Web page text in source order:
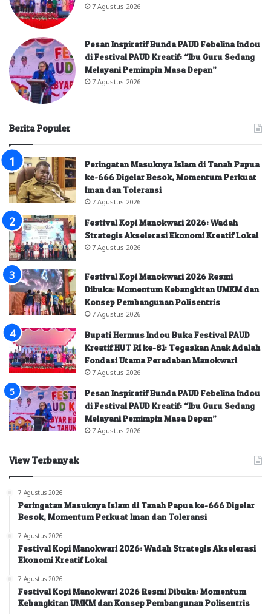
7 Agustus 2026
Pesan Inspiratif Bunda PAUD Febelina Indou
di Festival PAUD Kreatif: “Ibu Guru Sedang
Melayani Pemimpin Masa Depan”
7 Agustus 2026
Berita Populer
Peringatan Masuknya Islam di Tanah Papua
ke-666 Digelar Besok, Momentum Perkuat
Iman dan Toleransi
7 Agustus 2026
Festival Kopi Manokwari 2026: Wadah
Strategis Akselerasi Ekonomi Kreatif Lokal
7 Agustus 2026
Festival Kopi Manokwari 2026 Resmi
Dibuka: Momentum Kebangkitan UMKM dan
Konsep Pembangunan Polisentris
7 Agustus 2026
Bupati Hermus Indou Buka Festival PAUD
Kreatif HUT RI ke-81: Tegaskan Anak Adalah
Fondasi Utama Peradaban Manokwari
7 Agustus 2026
Pesan Inspiratif Bunda PAUD Febelina Indou
di Festival PAUD Kreatif: “Ibu Guru Sedang
Melayani Pemimpin Masa Depan”
7 Agustus 2026
View Terbanyak
7 Agustus 2026
Peringatan Masuknya Islam di Tanah Papua ke-666 Digelar
Besok, Momentum Perkuat Iman dan Toleransi
7 Agustus 2026
Festival Kopi Manokwari 2026: Wadah Strategis Akselerasi
Ekonomi Kreatif Lokal
7 Agustus 2026
Festival Kopi Manokwari 2026 Resmi Dibuka: Momentum
Kebangkitan UMKM dan Konsep Pembangunan Polisentris